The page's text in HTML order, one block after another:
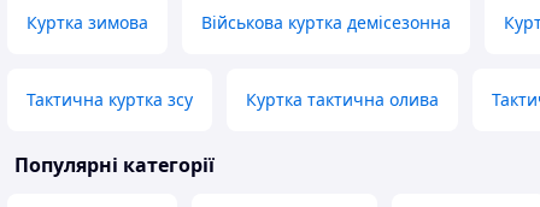
Куртка зимова Військова куртка демісезонна
Тактична куртка зсу Куртка тактична олива
Популярні категорії